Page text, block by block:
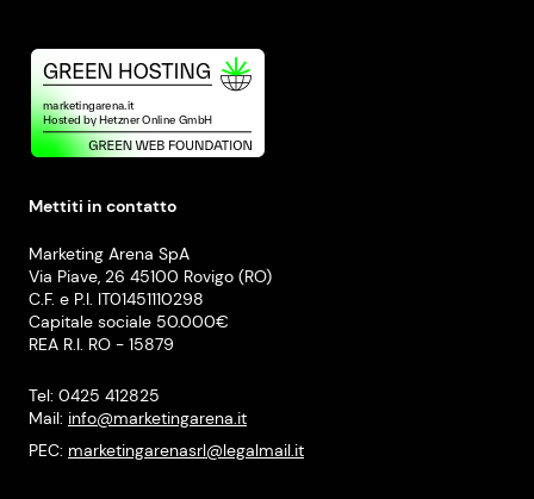
Mettiti in contatto
Marketing Arena SpA
Via Piave, 26 45100 Rovigo (RO)
C.F. e P.I. IT01451110298
Capitale sociale 50.000€
REA R.I. RO - 15879
Tel: 0425 412825
Mail: info@marketingarena.it
PEC: marketingarenasrl@legalmail.it